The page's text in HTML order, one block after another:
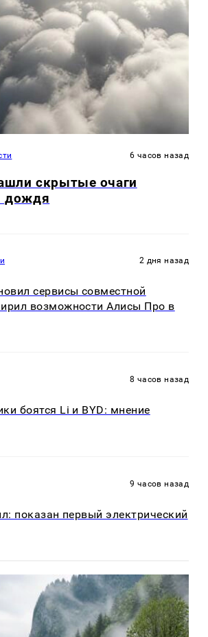
6 часов назад
скрытые очаги
дождя
2 дня назад
сервисы совместной
возможности Алисы Про в
8 часов назад
боятся Li и BYD: мнение
9 часов назад
показан первый электрический